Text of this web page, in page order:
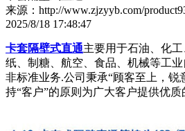
来源：http://www.zjzyyb.com/
2025/8/18 17:48:47
卡套隔壁式直通主要用于石油、化
纸、制糖、航空、食品、机械等工
非标准业务.公司秉承“顾客至上，锐
持“客户”的原则为广大客户提供优质